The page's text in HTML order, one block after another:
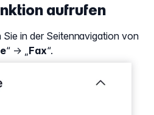
aufrufen
in der Seitennavigation von
“ → „Fax“.